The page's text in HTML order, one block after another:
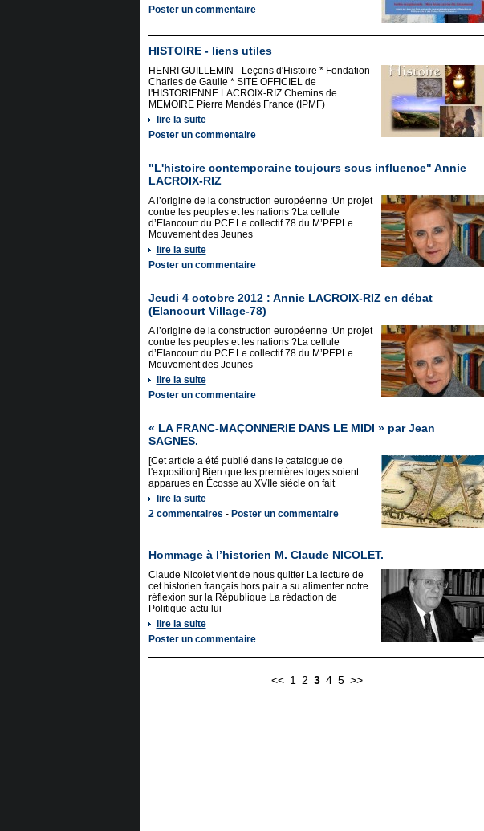
Poster un commentaire
HISTOIRE - liens utiles
HENRI GUILLEMIN - Leçons d'Histoire * Fondation
Charles de Gaulle * SITE OFFICIEL de
l'HISTORIENNE LACROIX-RIZ Chemins de
MEMOIRE Pierre Mendès France (IPMF)
lire la suite
Poster un commentaire
"L'histoire contemporaine toujours sous influence" Annie
LACROIX-RIZ
A l’origine de la construction européenne :Un projet
contre les peuples et les nations ?La cellule
d’Elancourt du PCF Le collectif 78 du M’PEPLe
Mouvement des Jeunes
lire la suite
Poster un commentaire
Jeudi 4 octobre 2012 : Annie LACROIX-RIZ en débat
(Elancourt Village-78)
A l’origine de la construction européenne :Un projet
contre les peuples et les nations ?La cellule
d’Elancourt du PCF Le collectif 78 du M’PEPLe
Mouvement des Jeunes
lire la suite
Poster un commentaire
« LA FRANC-MAÇONNERIE DANS LE MIDI » par Jean
SAGNES.
[Cet article a été publié dans le catalogue de
l'exposition] Bien que les premières loges soient
apparues en Écosse au XVIIe siècle on fait
lire la suite
2 commentaires - Poster un commentaire
Hommage à l’historien M. Claude NICOLET.
Claude Nicolet vient de nous quitter La lecture de
cet historien français hors pair a su alimenter notre
réflexion sur la République La rédaction de
Politique-actu lui
lire la suite
Poster un commentaire
<< 1 2 3 4 5 >>